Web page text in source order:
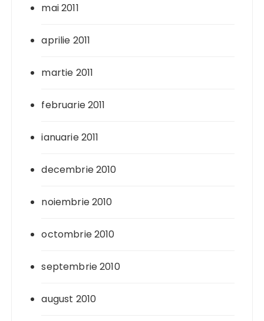
mai 2011
aprilie 2011
martie 2011
februarie 2011
ianuarie 2011
decembrie 2010
noiembrie 2010
octombrie 2010
septembrie 2010
august 2010